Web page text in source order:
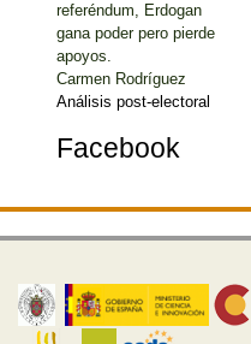
referéndum, Erdogan
gana poder pero pierde
apoyos.
Carmen Rodríguez
Análisis post-electoral
Facebook